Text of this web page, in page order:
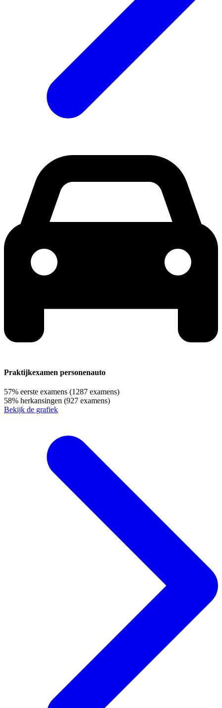
Praktijkexamen personenauto
57% eerste examens (1287 examens)
58% herkansingen (927 examens)
Bekijk de grafiek